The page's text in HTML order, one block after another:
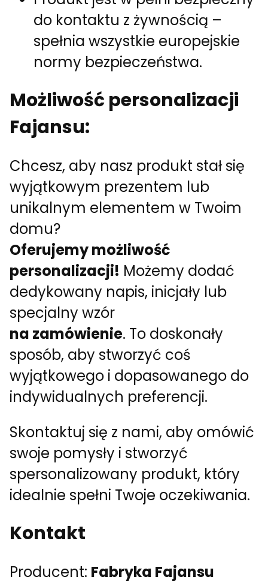
do kontaktu z żywnością –
spełnia wszystkie europejskie
normy bezpieczeństwa.
Możliwość personalizacji
Fajansu:
Chcesz, aby nasz produkt stał się
wyjątkowym prezentem lub
unikalnym elementem w Twoim
domu?
Oferujemy możliwość
personalizacji! Możemy dodać
dedykowany napis, inicjały lub
specjalny wzór
na zamówienie. To doskonały
sposób, aby stworzyć coś
wyjątkowego i dopasowanego do
indywidualnych preferencji.
Skontaktuj się z nami, aby omówić
swoje pomysły i stworzyć
spersonalizowany produkt, który
idealnie spełni Twoje oczekiwania.
Kontakt
Producent: Fabryka Fajansu